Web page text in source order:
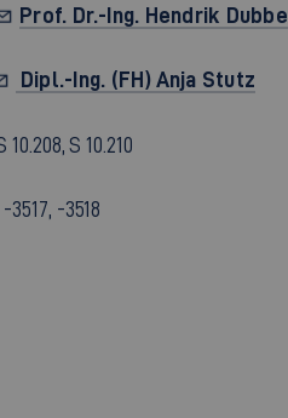
Prof. Dr.-Ing. Hendrik Dubbe
Dipl.-Ing. (FH) Anja Stutz
10.208, S 10.210
-3517, -3518